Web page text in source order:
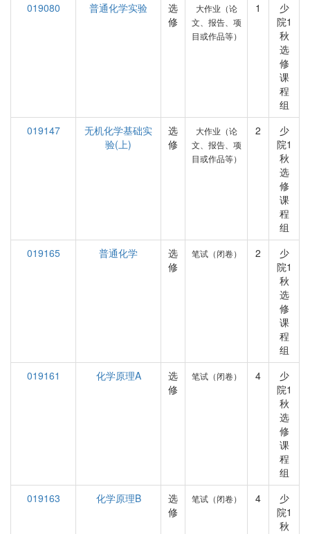
019080
普通化学实验
选
修
大作业（论
文、报告、项
目或作品等）
1
少
院1
秋
选
修
课
程
组
019147
无机化学基础实
验(上)
选
修
大作业（论
文、报告、项
目或作品等）
2
少
院1
秋
选
修
课
程
组
019165
普通化学
选
修
笔试（闭卷） 2
少
院1
秋
选
修
课
程
组
019161
化学原理A
选
修
笔试（闭卷） 4
少
院1
秋
选
修
课
程
组
019163
化学原理B
选
修
笔试（闭卷） 4
少
院1
秋